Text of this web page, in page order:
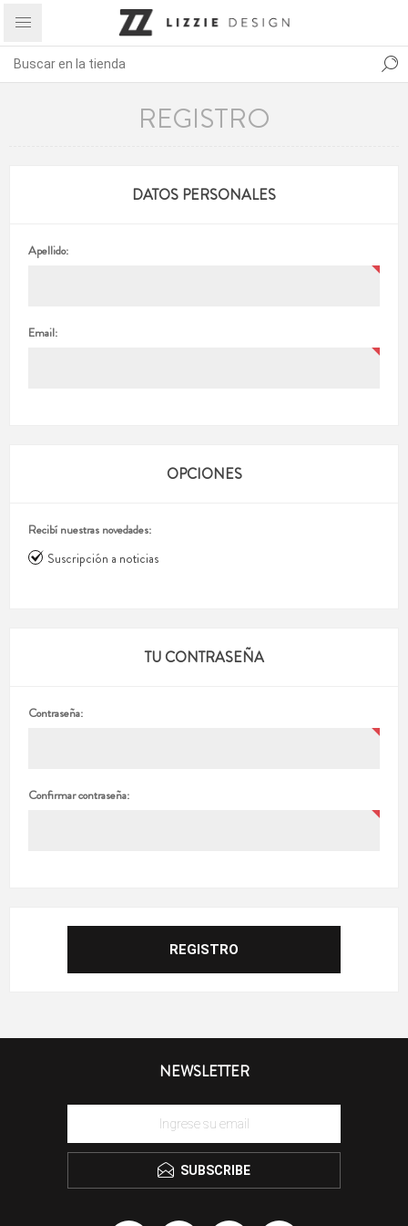
REGISTRO
DATOS PERSONALES
Apellido:
Email:
OPCIONES
Recibí nuestras novedades:
Suscripción a noticias
TU CONTRASEÑA
Contraseña:
Confirmar contraseña:
NEWSLETTER
SUBSCRIBE